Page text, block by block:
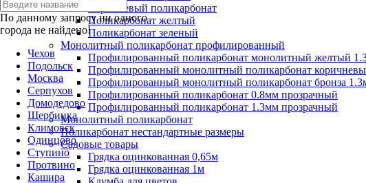
По данному запросу ни одного
города не найдено!
Чехов
Подольск
Москва
Серпухов
Домодедово
Щербинка
Климовск
Одинцово
Ступино
Протвино
Кашира
Коричневый поликарбонат
Поликарбонат желтый
Поликарбонат зеленый
Монолитный поликарбонат профилированный
Профилированный поликарбонат монолитный желтый
Профилированный монолитный поликарбонат
Профилированный монолитный поликарбонат бронза
Профилированный поликарбонат 0.8мм прозрачный
Профилированный поликарбонат 1.3мм прозрачный
Монолитный поликарбонат
Поликарбонат нестандартные размеры
Садовые товары
Грядка оцинкованная 0,65м
Грядка оцинкованная 1м